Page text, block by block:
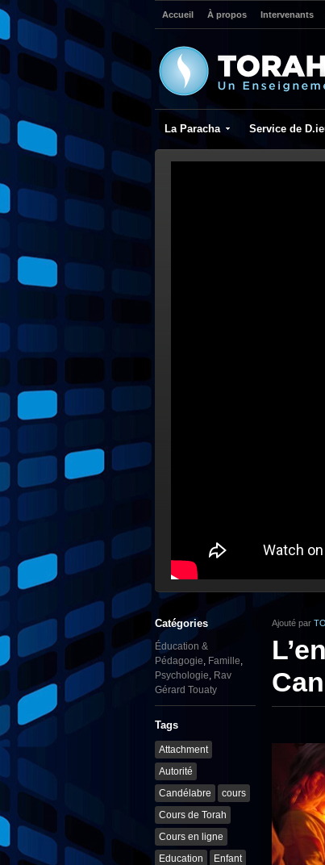
Accueil À propos Intervenants
La Paracha Service de
Catégories
Éducation &
Pédagogie, Famille,
Psychologie, Rav
Gérard Touaty
Tags
Attachment
Autorité
Candélabre
cours
Cours de Torah
Cours en ligne
Education
Enfant
Ajouté par